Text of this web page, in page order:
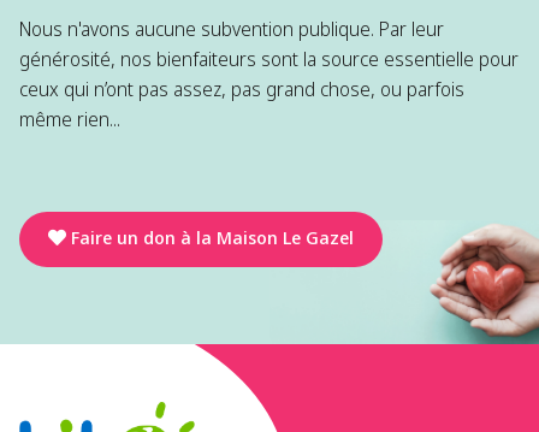
Nous n'avons aucune subvention publique. Par leur
générosité, nos bienfaiteurs sont la source essentielle pour
ceux qui n’ont pas assez, pas grand chose, ou parfois
même rien...
Faire un don à la Maison Le Gazel